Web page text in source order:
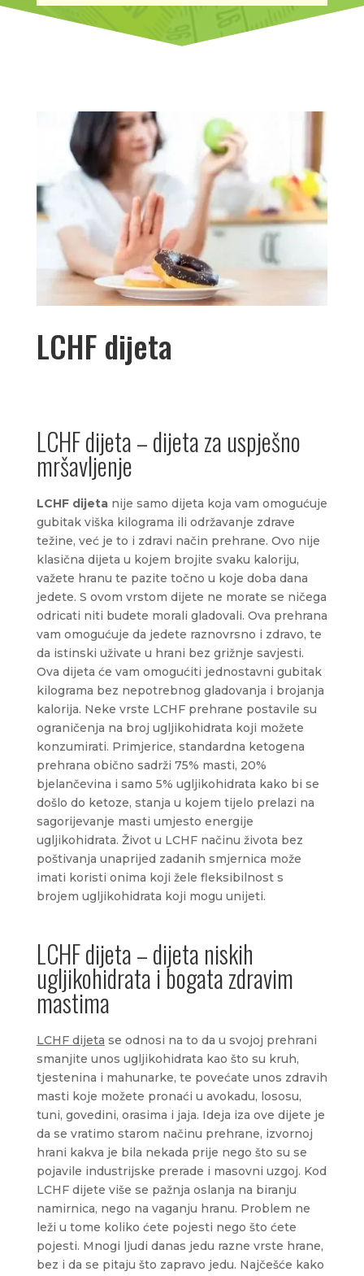
LCHF dijeta
LCHF dijeta – dijeta za uspješno
mršavljenje
LCHF dijetanije samo dijeta koja vam omogućuje
gubitak viška kilograma ili održavanje zdrave
težine, već je to i zdravi način prehrane. Ovo nije
klasična dijeta u kojem brojite svaku kaloriju,
važete hranu te pazite točno u koje doba dana
jedete. S ovom vrstom dijete ne morate se ničega
odricati niti budete morali gladovali. Ova prehrana
vam omogućuje da jedete raznovrsno i zdravo, te
da istinski uživate u hrani bez grižnje savjesti.
Ova dijeta će vam omogućiti jednostavni gubitak
kilograma bez nepotrebnog gladovanja i brojanja
kalorija. Neke vrste LCHF prehrane postavile su
ograničenja na broj ugljikohidrata koji možete
konzumirati. Primjerice, standardna ketogena
prehrana obično sadrži 75% masti, 20%
bjelančevina i samo 5% ugljikohidrata kako bi se
došlo do ketoze, stanja u kojem tijelo prelazi na
sagorijevanje masti umjesto energije
ugljikohidrata. Život u LCHF načinu života bez
poštivanja unaprijed zadanih smjernica može
imati koristi onima koji žele fleksibilnost s
brojem ugljikohidrata koji mogu unijeti.
LCHF dijeta – dijeta niskih
ugljikohidrata i bogata zdravim
mastima
LCHF dijeta se odnosi na to da u svojoj prehrani
smanjite unos ugljikohidrata kao što su kruh,
tjestenina i mahunarke, te povećate unos zdravih
masti koje možete pronaći u avokadu, lososu,
tuni, govedini, orasima i jaja. Ideja iza ove dijete je
da se vratimo starom načinu prehrane, izvornoj
hrani kakva je bila nekada prije nego što su se
pojavile industrijske prerade i masovni uzgoj. Kod
LCHF dijete više se pažnja oslanja na biranju
namirnica, nego na vaganju hranu. Problem ne
leži u tome koliko ćete pojesti nego što ćete
pojesti. Mnogi ljudi danas jedu razne vrste hrane,
bez i da se pitaju što zapravo jedu. Najčešće kako